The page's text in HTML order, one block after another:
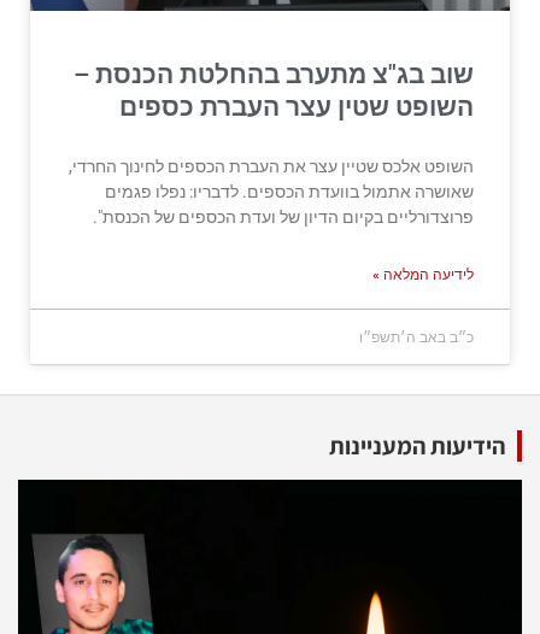
שוב בג"צ מתערב בהחלטת הכנסת –
השופט שטין עצר העברת כספים
השופט אלכס שטיין עצר את העברת הכספים לחינוך החרדי,
שאושרה אתמול בוועדת הכספים. לדבריו: נפלו פגמים
פרוצדורליים בקיום הדיון של ועדת הכספים של הכנסת".
לידיעה המלאה »
כ״ב באב ה׳תשפ״ו
הידיעות המעניינות